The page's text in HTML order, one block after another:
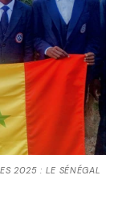
2025 : LE SÉNÉGAL